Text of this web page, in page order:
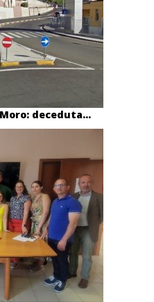
deceduta...